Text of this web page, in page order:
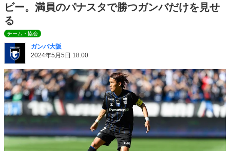
ビー。満員のパナスタで勝つガンバだけを見せ
る
チーム・協会
ガンバ大阪
2024年5月5日 18:00